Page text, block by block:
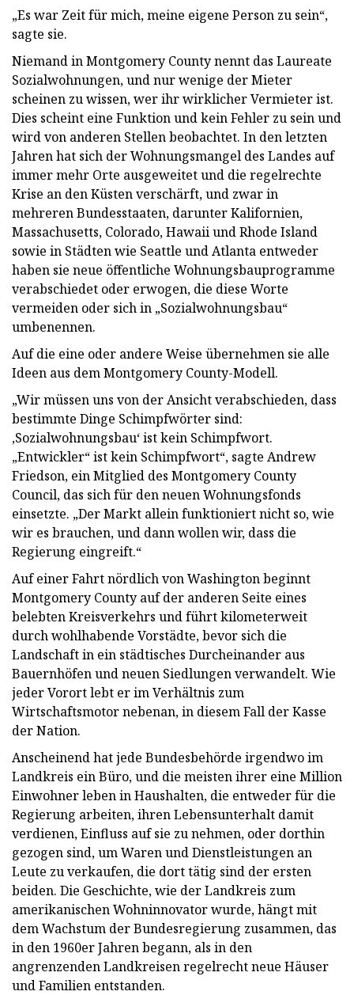
„Es war Zeit für mich, meine eigene Person zu sein“,
sagte sie.
Niemand in Montgomery County nennt das Laureate
Sozialwohnungen, und nur wenige der Mieter
scheinen zu wissen, wer ihr wirklicher Vermieter ist.
Dies scheint eine Funktion und kein Fehler zu sein und
wird von anderen Stellen beobachtet. In den letzten
Jahren hat sich der Wohnungsmangel des Landes auf
immer mehr Orte ausgeweitet und die regelrechte
Krise an den Küsten verschärft, und zwar in
mehreren Bundesstaaten, darunter Kalifornien,
Massachusetts, Colorado, Hawaii und Rhode Island
sowie in Städten wie Seattle und Atlanta entweder
haben sie neue öffentliche Wohnungsbauprogramme
verabschiedet oder erwogen, die diese Worte
vermeiden oder sich in „Sozialwohnungsbau“
umbenennen.
Auf die eine oder andere Weise übernehmen sie alle
Ideen aus dem Montgomery County-Modell.
„Wir müssen uns von der Ansicht verabschieden, dass
bestimmte Dinge Schimpfwörter sind:
‚Sozialwohnungsbau‘ ist kein Schimpfwort.
„Entwickler“ ist kein Schimpfwort“, sagte Andrew
Friedson, ein Mitglied des Montgomery County
Council, das sich für den neuen Wohnungsfonds
einsetzte. „Der Markt allein funktioniert nicht so, wie
wir es brauchen, und dann wollen wir, dass die
Regierung eingreift.“
Auf einer Fahrt nördlich von Washington beginnt
Montgomery County auf der anderen Seite eines
belebten Kreisverkehrs und führt kilometerweit
durch wohlhabende Vorstädte, bevor sich die
Landschaft in ein städtisches Durcheinander aus
Bauernhöfen und neuen Siedlungen verwandelt. Wie
jeder Vorort lebt er im Verhältnis zum
Wirtschaftsmotor nebenan, in diesem Fall der Kasse
der Nation.
Anscheinend hat jede Bundesbehörde irgendwo im
Landkreis ein Büro, und die meisten ihrer eine Million
Einwohner leben in Haushalten, die entweder für die
Regierung arbeiten, ihren Lebensunterhalt damit
verdienen, Einfluss auf sie zu nehmen, oder dorthin
gezogen sind, um Waren und Dienstleistungen an
Leute zu verkaufen, die dort tätig sind der ersten
beiden. Die Geschichte, wie der Landkreis zum
amerikanischen Wohninnovator wurde, hängt mit
dem Wachstum der Bundesregierung zusammen, das
in den 1960er Jahren begann, als in den
angrenzenden Landkreisen regelrecht neue Häuser
und Familien entstanden.